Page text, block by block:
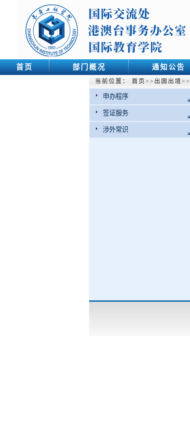
首页 部门概况 通知公告
当前位置： 首页 >> 出国出境>>
申办程序
签证服务
涉外常识